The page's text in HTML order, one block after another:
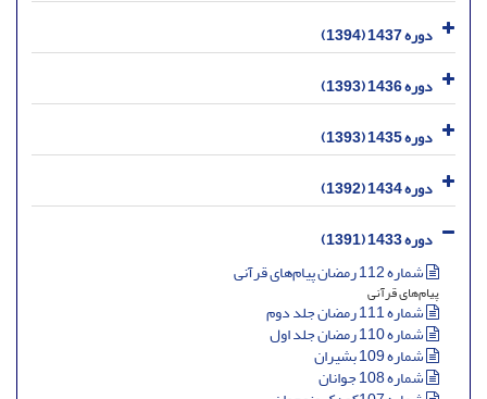
دوره 1437 (1394)
دوره 1436 (1393)
دوره 1435 (1393)
دوره 1434 (1392)
دوره 1433 (1391)
شماره 112 رمضان پیام‌های قرآنی
پیام‌های قرآنی
شماره 111 رمضان جلد دوم
شماره 110 رمضان جلد اول
شماره 109 بشیران
شماره 108 جوانان